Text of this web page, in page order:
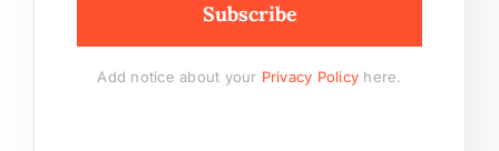
Subscribe
Add notice about your Privacy Policy here.